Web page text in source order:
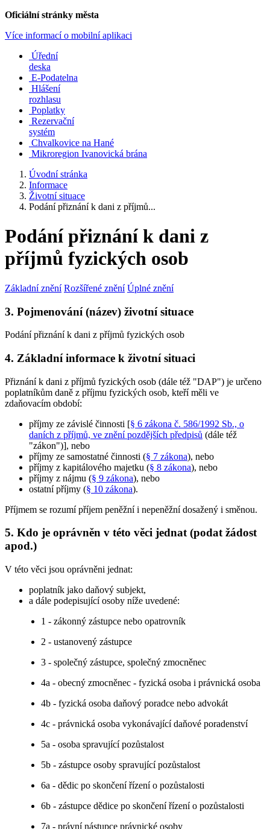
Oficiální stránky města
Více informací o mobilní aplikaci
Úřední
deska
E-Podatelna
Hlášení
rozhlasu
Poplatky
Rezervační
systém
Chvalkovice na Hané
Mikroregion Ivanovická brána
Úvodní stránka
Informace
Životní situace
Podání přiznání k dani z příjmů...
Podání přiznání k dani z
příjmů fyzických osob
Základní znění Rozšířené znění Úplné znění
3. Pojmenování (název) životní situace
Podání přiznání k dani z příjmů fyzických osob
4. Základní informace k životní situaci
Přiznání k dani z příjmů fyzických osob (dále též "DAP") je určeno
poplatníkům daně z příjmu fyzických osob, kteří měli ve
zdaňovacím období:
příjmy ze závislé činnosti [§ 6 zákona č. 586/1992 Sb., o
daních z příjmů, ve znění pozdějších předpisů (dále též
"zákon")], nebo
příjmy ze samostatné činnosti (§ 7 zákona), nebo
příjmy z kapitálového majetku (§ 8 zákona), nebo
příjmy z nájmu (§ 9 zákona), nebo
ostatní příjmy (§ 10 zákona).
Příjmem se rozumí příjem peněžní i nepeněžní dosažený i směnou.
5. Kdo je oprávněn v této věci jednat (podat žádost
apod.)
V této věci jsou oprávněni jednat:
poplatník jako daňový subjekt,
a dále podepisující osoby níže uvedené:
1 - zákonný zástupce nebo opatrovník
2 - ustanovený zástupce
3 - společný zástupce, společný zmocněnec
4a - obecný zmocněnec - fyzická osoba i právnická osoba
4b - fyzická osoba daňový poradce nebo advokát
4c - právnická osoba vykonávající daňové poradenství
5a - osoba spravující pozůstalost
5b - zástupce osoby spravující pozůstalost
6a - dědic po skončení řízení o pozůstalosti
6b - zástupce dědice po skončení řízení o pozůstalosti
7a - právní nástupce právnické osoby